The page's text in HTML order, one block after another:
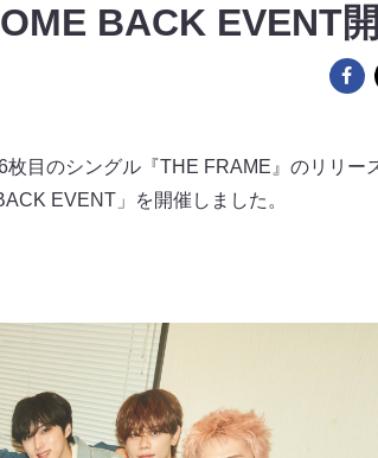
BACK EVENT
目のシングル『THE FRAME』のリリー
EVENT」を開催しました。